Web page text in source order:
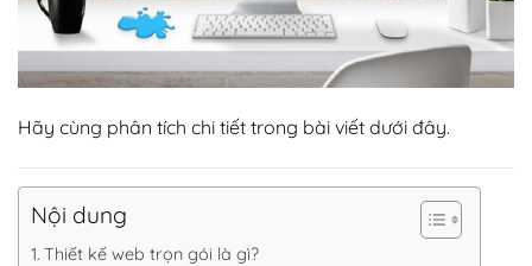
Hãy cùng phân tích chi tiết trong bài viết dưới đây.
Nội dung
Thiết kế web trọn gói là gì?